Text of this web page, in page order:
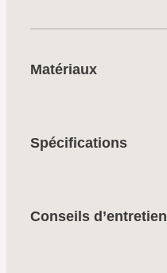
Matériaux
Spécifications
Conseils d’entretien